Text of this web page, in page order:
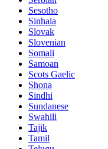
Sesotho
Sinhala
Slovak
Slovenian
Somali
Samoan
Scots Gaelic
Shona
Sindhi
Sundanese
Swahili
Tajik
Tamil